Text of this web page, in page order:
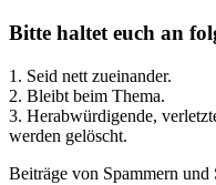
Bitte haltet euch an
1. Seid nett zueinander.
2. Bleibt beim Thema.
3. Herabwürdigende,
werden gelöscht.
Beiträge von Spammern und